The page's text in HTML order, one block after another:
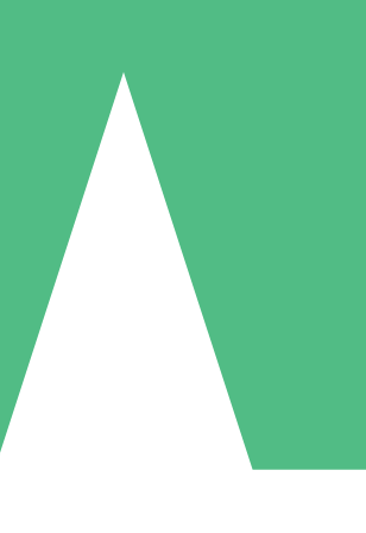
Kreditpaket
Inget månatligt åtagande
5 Nedladdningar
US$